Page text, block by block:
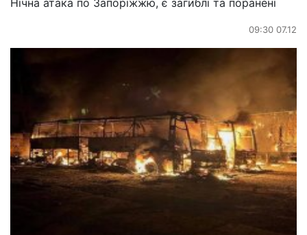
09:30 07.12